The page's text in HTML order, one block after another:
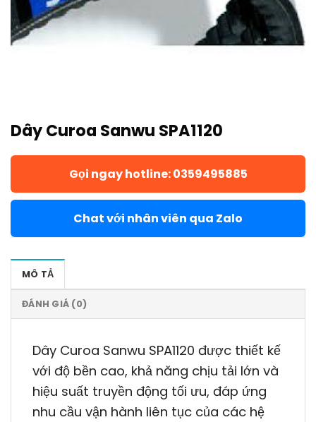
Dây Curoa Sanwu SPA1120
Gọi ngay hotline: 0359495885
Chat với nhân viên qua Zalo
MÔ TẢ
ĐÁNH GIÁ (0)
Dây Curoa Sanwu SPA1120 được thiết kế
với độ bền cao, khả năng chịu tải lớn và
hiệu suất truyền động tối ưu, đáp ứng
nhu cầu vận hành liên tục của các hệ